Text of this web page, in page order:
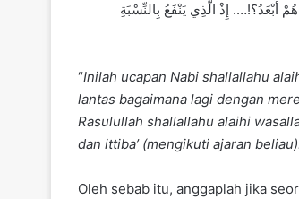
أَبْعَدُ؟!…. إِذْ الَّذِي يَنْفَعُ بِالنِّسْبَةِ
“Inilah ucapan Nabi shallallahu
lantas bagaimana lagi dengan
Rasulullah shallallahu alaihi
dan ittiba’ (mengikuti ajaran
Oleh sebab itu, anggaplah jika